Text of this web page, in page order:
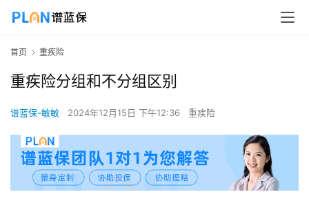
首页 重疾险
重疾险分组和不分组区别
谱蓝保-敏敏 2024年12月15日 下午12:36 重疾险